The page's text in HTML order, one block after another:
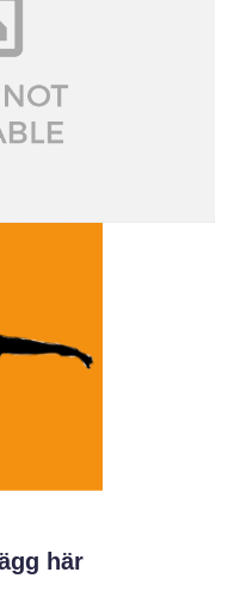
här